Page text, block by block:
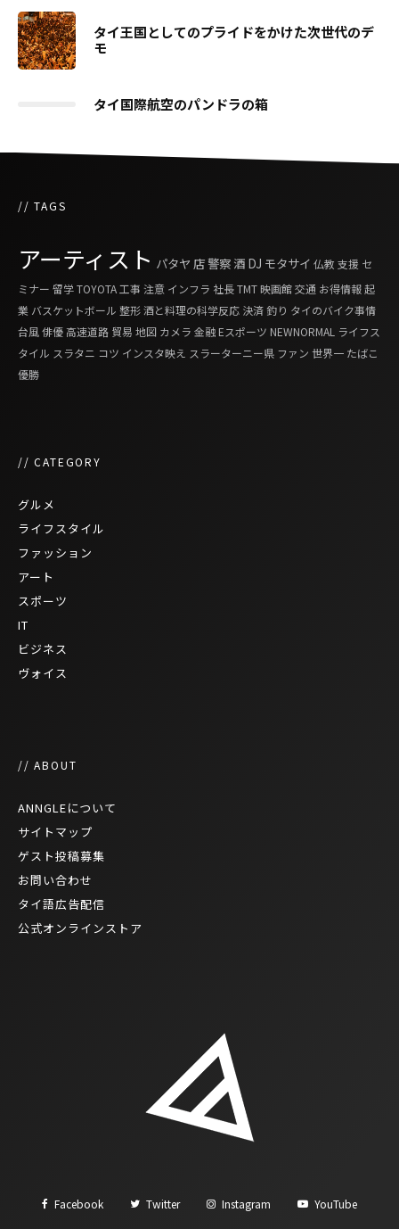
タイ王国としてのプライドをかけた次世代のデ
モ
タイ国際航空のパンドラの箱
// TAGS
アーティスト パタヤ 店警察 酒 DJ モタサイ 仏教 支援 セ
ミナー 留学TOYOTA工事 注意 インフラ 社長TMT映画館交通 お得情報起
業 バスケットボール 整形酒と料理の科学反応 決済釣り タイのバイク事情
台風俳優高速道路 貿易 地図 カメラ 金融Eスポーツ NEWNORMAL ライフス
タイル スラタニ コツ インスタ映え スラーターニー県 ファン 世界一 たばこ
優勝
// CATEGORY
グルメ
ライフスタイル
ファッション
アート
スポーツ
IT
ビジネス
ヴォイス
// ABOUT
ANNGLEについて
サイトマップ
ゲスト投稿募集
お問い合わせ
タイ語広告配信
公式オンラインストア
Facebook Twitter Instagram YouTube